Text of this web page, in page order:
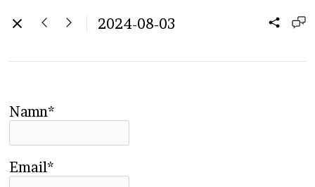
2024-08-03
Namn*
Email*